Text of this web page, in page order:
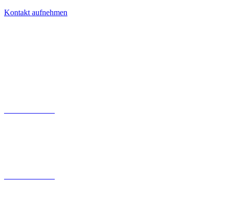
Kontakt aufnehmen